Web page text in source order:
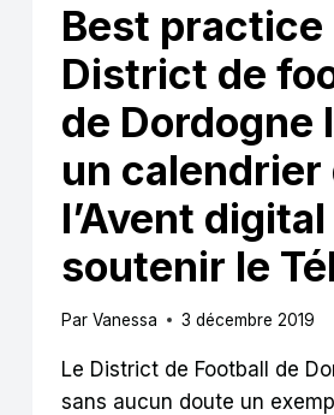
Best practice
District de
de Dordogne
un calendrier
l’Avent
soutenir le
Par Vanessa 3 décembre 2019
Le District de Football de
sans aucun doute un